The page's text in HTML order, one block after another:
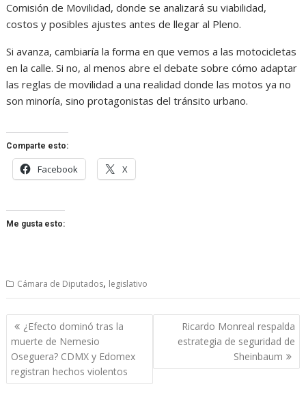
Comisión de Movilidad, donde se analizará su viabilidad,
costos y posibles ajustes antes de llegar al Pleno.
Si avanza, cambiaría la forma en que vemos a las motocicletas
en la calle. Si no, al menos abre el debate sobre cómo adaptar
las reglas de movilidad a una realidad donde las motos ya no
son minoría, sino protagonistas del tránsito urbano.
Comparte esto:
Facebook X
Me gusta esto:
Cámara de Diputados, legislativo
Navegación
de
entradas
¿Efecto dominó tras la
muerte de Nemesio
Oseguera? CDMX y Edomex
registran hechos violentos
Ricardo Monreal respalda
estrategia de seguridad de
Sheinbaum